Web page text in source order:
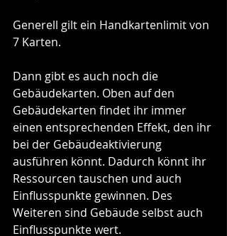
Generell gilt ein Handkartenlimit von
7 Karten.
Dann gibt es auch noch die
Gebäudekarten. Oben auf den
Gebäudekarten findet ihr immer
einen entsprechenden Effekt, den ihr
bei der Gebäudeaktivierung
ausführen könnt. Dadurch könnt ihr
Ressourcen tauschen und auch
Einflusspunkte gewinnen. Des
Weiteren sind Gebäude selbst auch
Einflusspunkte wert.